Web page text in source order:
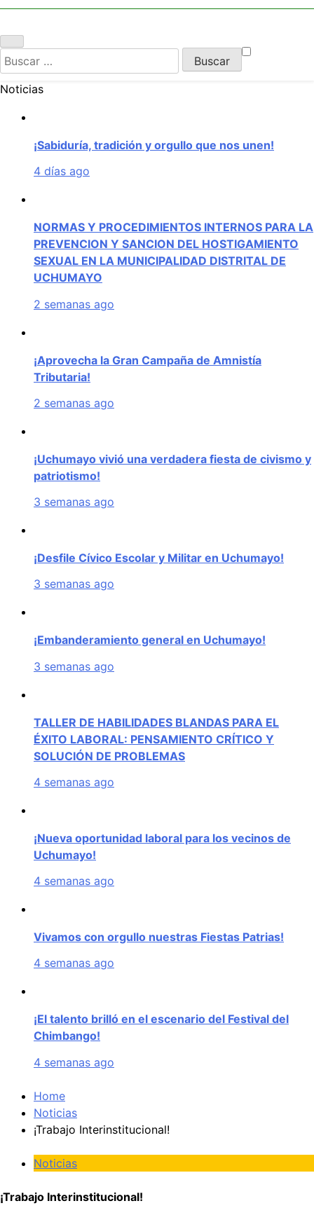
Buscar:
Noticias
¡Sabiduría, tradición y orgullo que nos unen!
4 días ago
NORMAS Y PROCEDIMIENTOS INTERNOS PARA LA
PREVENCION Y SANCION DEL HOSTIGAMIENTO
SEXUAL EN LA MUNICIPALIDAD DISTRITAL DE
UCHUMAYO
2 semanas ago
¡Aprovecha la Gran Campaña de Amnistía
Tributaria!
2 semanas ago
¡Uchumayo vivió una verdadera fiesta de civismo y
patriotismo!
3 semanas ago
¡Desfile Cívico Escolar y Militar en Uchumayo!
3 semanas ago
¡Embanderamiento general en Uchumayo!
3 semanas ago
TALLER DE HABILIDADES BLANDAS PARA EL
ÉXITO LABORAL: PENSAMIENTO CRÍTICO Y
SOLUCIÓN DE PROBLEMAS
4 semanas ago
¡Nueva oportunidad laboral para los vecinos de
Uchumayo!
4 semanas ago
Vivamos con orgullo nuestras Fiestas Patrias!
4 semanas ago
¡El talento brilló en el escenario del Festival del
Chimbango!
4 semanas ago
Home
Noticias
¡Trabajo Interinstitucional!
Noticias
¡Trabajo Interinstitucional!